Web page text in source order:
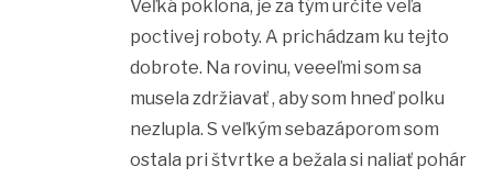
Veľká poklona, je za tým určite veľa
poctivej roboty. A prichádzam ku tejto
dobrote. Na rovinu, veeeľmi som sa
musela zdržiavať , aby som hneď polku
nezlupla. S veľkým sebazáporom som
ostala pri štvrtke a bežala si naliať pohár